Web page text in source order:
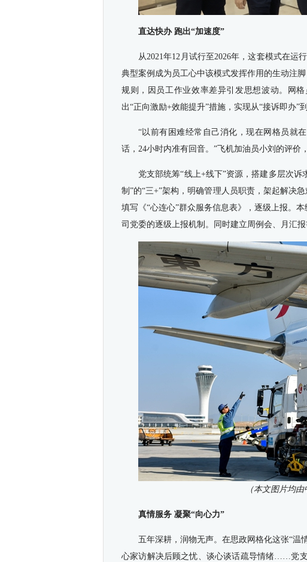
直达快办 跑出“加速度”
从2021年12月试行至2026年，这套模式在运
典型案例成为员工心中该模式发挥作用的生动注
规则，因员工作业效率差异引发思想波动。网
出“正向激励+效能提升”措施，实现从“接诉即办”
“以前有困难经常自己消化，现在网格员就
话，24小时内准有回音。”飞机加油员小刘的评价
党支部统筹“线上+线下”资源，搭建多层次
制”的“三+”架构，明确管理人员职责，架起解决
填写《“心连心”群众服务信息表》，逐级上报。
司党委的逐级上报机制。同时建立周例会、月汇
（本文图片均
真情服务 凝聚“向心力”
五年深耕，润物无声。在思政网格化这张“温
心家访解决后顾之忧、谈心谈话疏导情绪……党